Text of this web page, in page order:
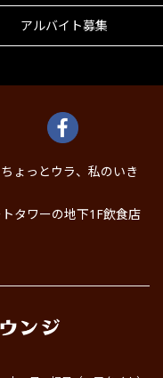
アルバイト募集
ょっとウラ、私のいき
タワーの地下1F飲食店